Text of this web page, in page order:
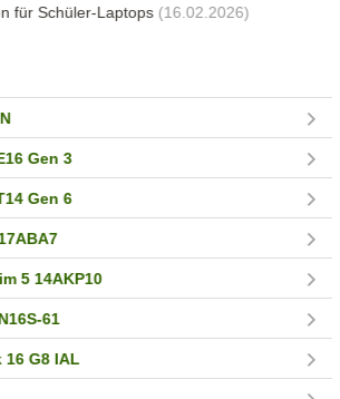
für Schüler-Laptops(16.02.2026)
Gen 3
Gen 6
5 14AKP10
61
G8 IAL